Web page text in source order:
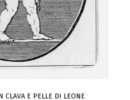
CLAVA E PELLE DI LEONE